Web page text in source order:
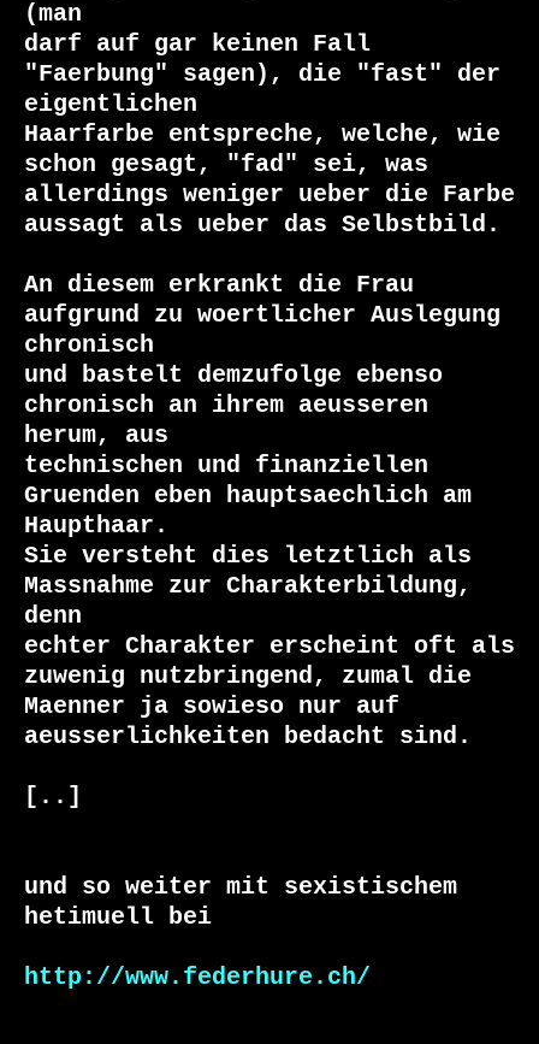
(man
darf auf gar keinen Fall
"Faerbung" sagen), die "fast" der
eigentlichen
Haarfarbe entspreche, welche, wie
schon gesagt, "fad" sei, was
allerdings weniger ueber die Farbe
aussagt als ueber das Selbstbild.
An diesem erkrankt die Frau
aufgrund zu woertlicher Auslegung
chronisch
und bastelt demzufolge ebenso
chronisch an ihrem aeusseren
herum, aus
technischen und finanziellen
Gruenden eben hauptsaechlich am
Haupthaar.
Sie versteht dies letztlich als
Massnahme zur Charakterbildung,
denn
echter Charakter erscheint oft als
zuwenig nutzbringend, zumal die
Maenner ja sowieso nur auf
aeusserlichkeiten bedacht sind.
[..]
und so weiter mit sexistischem
hetimuell bei
http://www.federhure.ch/